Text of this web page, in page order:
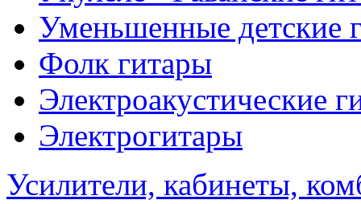
Уменьшенные детские
Фолк гитары
Электроакустические
Электрогитары
Усилители, кабинеты,